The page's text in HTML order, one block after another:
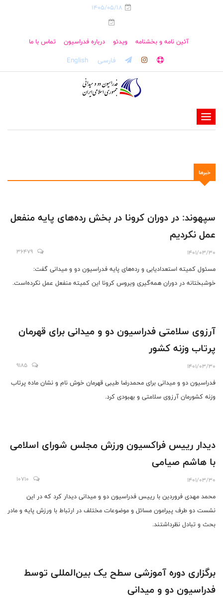
1405/05/18
آئین نامه و بخشنامه ویدئو درباره فدراسیون تماس با ما
فارسی English
-
-
-
-
-
خبرها
سپهوند: در دوران کرونا در بخش رده‌های پایه منفعل
عمل نکردیم
1401/03/30
36479
مسئول کمیته استعدادیابی و رده‌های پایه فدراسیون دو و میدانی گفت:
خوشبختانه در دوران همه‌گیری ویروس کرونا این کمیته منفعل عمل نکرده‌است.
آرزوی سلامتی فدراسیون دو و میدانی برای قهرمان
پرتاب وزنه کشور
1401/03/30
9185
فدراسیون دو و میدانی برای محمدرضا طیبی قهرمان خوش نام و نشان ماده پرتاب
وزنه کشورمان آرزوی سلامتی و بهبودی کرد.
دیدار رییس فراکسیون ورزش مجلس شورای اسلامی
با هاشم صیامی
1401/03/30
10710
محمد مهدی فروردین با رییس فدراسیون دو و میدانی دیدار کرد که در این
نشست دو طرف پیرامون مسائل و موضوعات مختلف در ارتباط با ورزش پایه و مادر
بحث و تبادل نظرداشتند.
برگزاری دوره آموزشی سطح یک بین‌المللی توسط
فدراسیون دو و میدانی